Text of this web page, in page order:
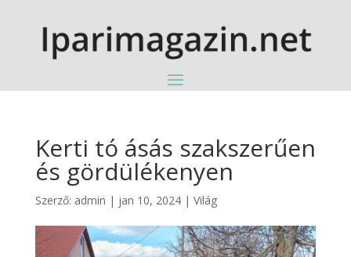
Kerti tó ásás szakszerűen
és gördülékenyen
Szerző: admin | jan 10, 2024| Világ